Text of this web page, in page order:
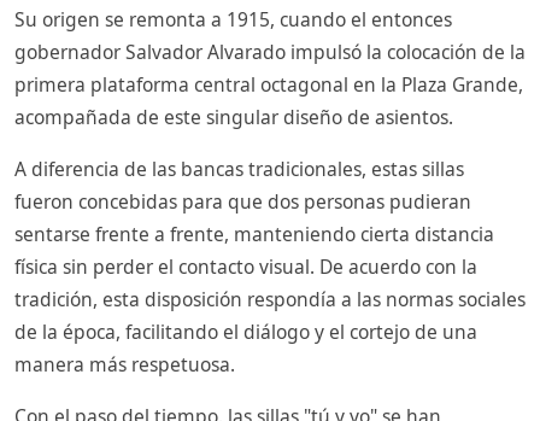
Su origen se remonta a 1915, cuando el entonces
gobernador Salvador Alvarado impulsó la colocación de la
primera plataforma central octagonal en la Plaza Grande,
acompañada de este singular diseño de asientos.
A diferencia de las bancas tradicionales, estas sillas
fueron concebidas para que dos personas pudieran
sentarse frente a frente, manteniendo cierta distancia
física sin perder el contacto visual. De acuerdo con la
tradición, esta disposición respondía a las normas sociales
de la época, facilitando el diálogo y el cortejo de una
manera más respetuosa.